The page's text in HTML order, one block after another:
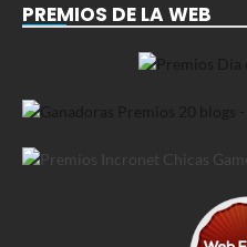
PREMIOS DE LA WEB